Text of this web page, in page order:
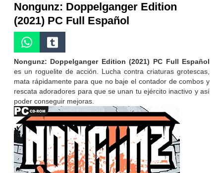
Nongunz: Doppelganger Edition
(2021) PC Full Español
Nongunz: Doppelganger Edition (2021) PC Full Español
es un roguelite de acción. Lucha contra criaturas grotescas,
mata rápidamente para que no baje el contador de combos y
rescata adoradores para que se unan tu ejército inactivo y así
poder conseguir mejoras.